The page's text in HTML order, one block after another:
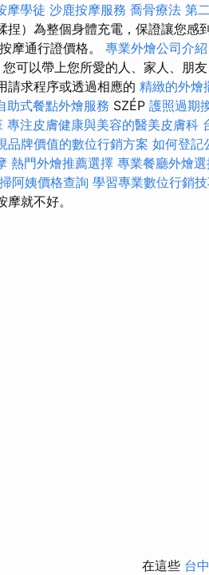
摩學徒 沙鹿按摩服務 喬骨療法 第
）為整個身體充電，保證讓您感
摩通行證價格。 專業外燴公司介紹
您可以帶上您所愛的人、家人、朋
請求程序或透過相應的 精緻的外燴
助式餐點外燴服務 SZÉP 護照過期
專注皮膚健康與美容的醫美皮膚科
品牌價值的數位行銷方案 如何登記
熱門外燴推薦選擇 專業餐廳外燴
阿姨價格查詢 學習專業數位行銷
就不好。
在這些 台